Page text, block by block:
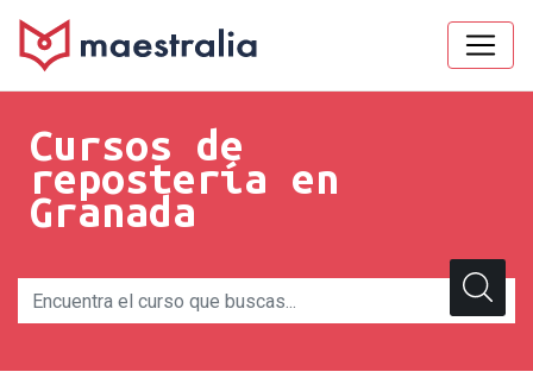
Cursos de
repostería en
Granada